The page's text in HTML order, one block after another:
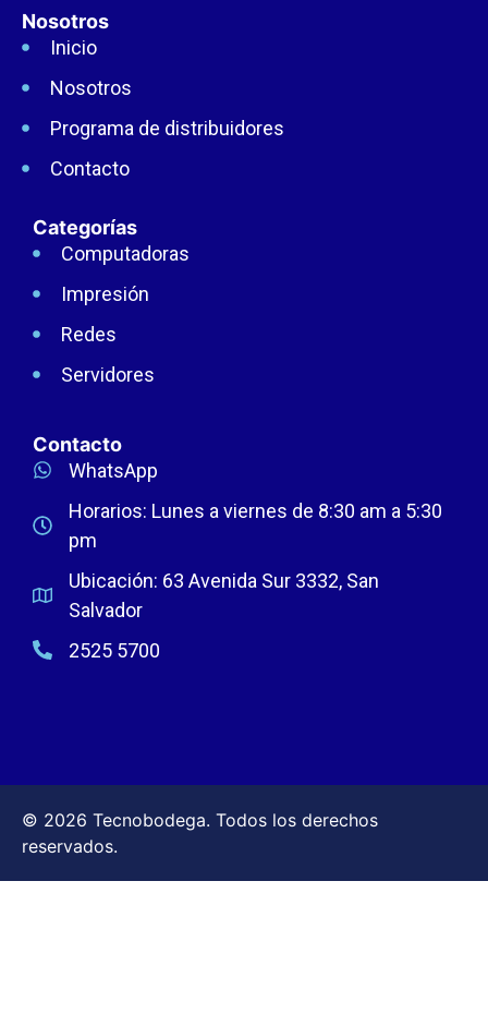
Nosotros
Inicio
Nosotros
Programa de distribuidores
Contacto
Categorías
Computadoras
Impresión
Redes
Servidores
Contacto
WhatsApp
Horarios: Lunes a viernes de 8:30 am a 5:30
pm
Ubicación: 63 Avenida Sur 3332, San
Salvador
2525 5700
© 2026 Tecnobodega. Todos los derechos
reservados.